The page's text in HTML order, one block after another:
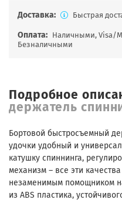
Доставка: Быстрая
Оплата: Наличными, Visa/
Безналичными
Подробное
держатель
Бортовой быстросъемный
удочки удобный и
катушку спиннинга,
механизм – все эти
незаменимым помощником
из ABS пластика,